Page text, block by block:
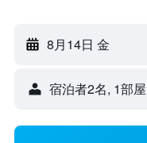
8月14日 金
宿泊者2名, 1​部屋